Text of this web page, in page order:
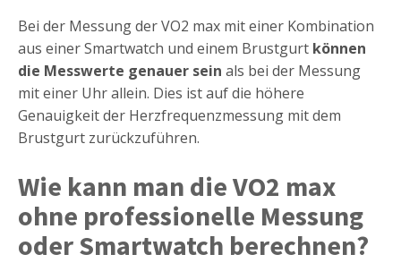
Bei der Messung der VO2 max mit einer Kombination
aus einer Smartwatch und einem Brustgurt können
die Messwerte genauer sein als bei der Messung
mit einer Uhr allein. Dies ist auf die höhere
Genauigkeit der Herzfrequenzmessung mit dem
Brustgurt zurückzuführen.
Wie kann man die VO2 max
ohne professionelle Messung
oder Smartwatch berechnen?